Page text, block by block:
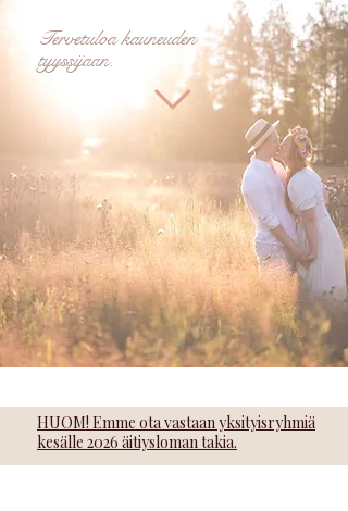
Tervetuloa kauneuden
tyyssijaan.
HUOM! Emme ota vastaan yksityisryhmiä
kesälle 2026 äitiysloman takia.